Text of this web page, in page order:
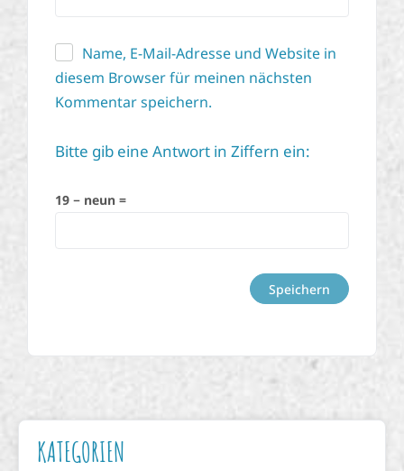
Name, E-Mail-Adresse und Website in
diesem Browser für meinen nächsten
Kommentar speichern.
Bitte gib eine Antwort in Ziffern ein:
19 − neun =
KATEGORIEN